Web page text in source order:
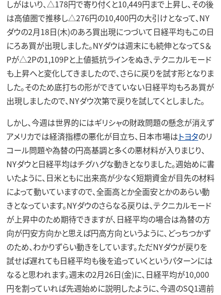
しがはいり、△178円で寄り付くと10,449円まで上昇し、その後
は高値圏で推移し△276円の10,400円の大引けとなって、NY
ダウの2月18日(木)のあろ買出現につづいて日経平均もこの日
にろあ買が出現しました。NYダウは週末にも続伸となってS＆
Pが△2Pの1,109Pと上値抵抗ラインをぬき、テクニカルモード
も上昇へと変化してきましたので、さらに戻りを試す形となりま
した。そのため底打ちの形ができていない日経平均もろあ買が
出現しましたので、NYダウ次第で戻りを試してくとしました。
しかし、今週は世界的にはギリシャの財政問題の懸念が消えず
アメリカでは経済指標の悪化が目立ち、日本市場はトヨタのリ
コール問題や為替の円高基調と多くの悪材料が入りまじり、
NYダウと日経平均はチグハグな動きとなりました。週始めに書
いたように、日米ともに出来高が少なく短期資金が目先の材料
によって動いていますので、全面高とか全面安とかのあらい動
きとなっています。NYダウのさらなる戻りは、テクニカルモード
が上昇中のため期待できますが、日経平均の場合は為替の方
向が円安方向かと思えば円高方向というように、どっちつかず
のため、わかりずらい動きをしています。ただNYダウが戻りを
試せば遅れても日経平均も後を追っていくというパターンには
なると思われます。週末の2月26日(金)に、日経平均が10,000
円を割っていれば先週始めに説明したように、今週のSQ1週前